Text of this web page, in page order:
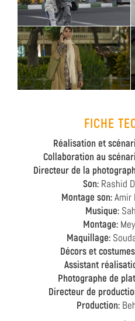
FICHE
Réalisation et
Collaboration au
Directeur de la
Son: Rashid
Montage son: Amir
Musique:
Montage:
Maquillage:
Décors et
Assistant
Photographe de
Directeur de
Production: